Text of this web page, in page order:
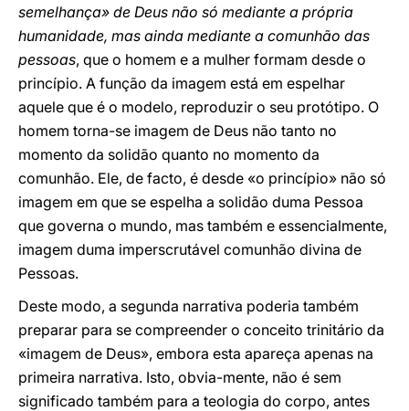
semelhança» de Deus não só mediante a própria
humanidade, mas ainda mediante a comunhão das
pessoas, que o homem e a mulher formam desde o
princípio. A função da imagem está em espelhar
aquele que é o modelo, reproduzir o seu protótipo. O
homem torna-se imagem de Deus não tanto no
momento da solidão quanto no momento da
comunhão. Ele, de facto, é desde «o princípio» não só
imagem em que se espelha a solidão duma Pessoa
que governa o mundo, mas também e essencialmente,
imagem duma imperscrutável comunhão divina de
Pessoas.
Deste modo, a segunda narrativa poderia também
preparar para se compreender o conceito trinitário da
«imagem de Deus», embora esta apareça apenas na
primeira narrativa. Isto, obvia-mente, não é sem
significado também para a teologia do corpo, antes